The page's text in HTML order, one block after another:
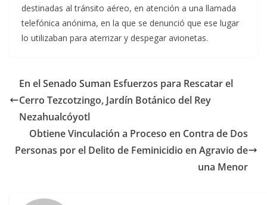
destinadas al tránsito aéreo, en atención a una llamada
telefónica anónima, en la que se denunció que ese lugar
lo utilizaban para aterrizar y despegar avionetas.
En el Senado Suman Esfuerzos para Rescatar el
Cerro Tezcotzingo, Jardín Botánico del Rey
Nezahualcóyotl
Obtiene Vinculación a Proceso en Contra de Dos
Personas por el Delito de Feminicidio en Agravio de
una Menor